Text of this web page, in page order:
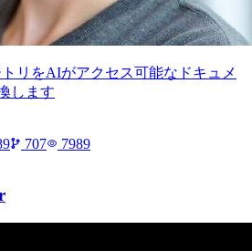
リをAIがアクセス可能なドキュメ
します
707
7989